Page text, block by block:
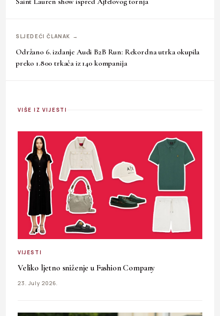
SLJEDEĆI ČLANAK →
Održano 6. izdanje Audi B2B Run: Rekordna utrka okupila
preko 1.800 trkača iz 140 kompanija
VIŠE IZ VIJESTI
VIJESTI
Veliko ljetno sniženje u Fashion Company
23. July 2026.